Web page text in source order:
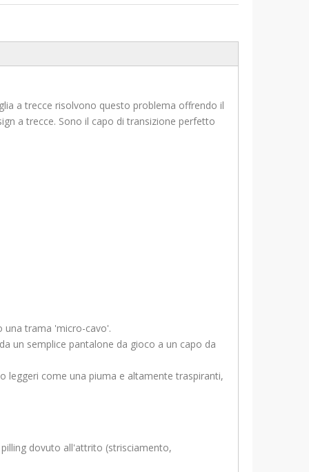
a trecce risolvono questo problema offrendo il
a trecce. Sono il capo di transizione perfetto
una trama 'micro-cavo'.
un semplice pantalone da gioco a un capo da
leggeri come una piuma e altamente traspiranti,
dovuto all'attrito (strisciamento,